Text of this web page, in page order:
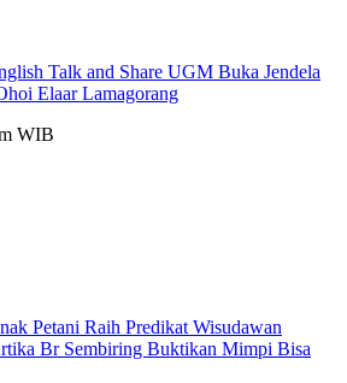
Talk and Share UGM Buka Jendela
Elaar Lamagorang
WIB
Petani Raih Predikat Wisudawan
Br Sembiring Buktikan Mimpi Bisa